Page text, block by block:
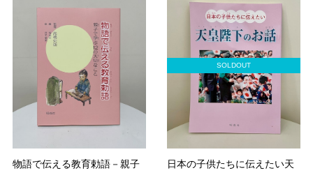
物語で伝える教育勅語－親子
SOLDOUT
日本の子供たちに伝えたい天